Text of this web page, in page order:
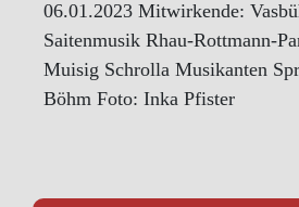
06.01.2023 Mitwirkende:
Saitenmusik Rhau-Rottmann-
Muisig Schrolla Musikanten
Böhm Foto: Inka Pfister